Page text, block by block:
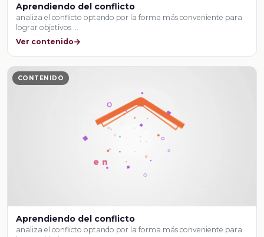
Aprendiendo del conflicto
analiza el conflicto optando por la forma más conveniente para
lograr objetivos …
Ver contenido
CONTENIDO
Aprendiendo del conflicto
analiza el conflicto optando por la forma más conveniente para